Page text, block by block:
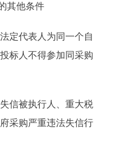
其他条件
代表人为同一个自
标人不得参加同采购
被执行人、重大税
采购严重违法失信行